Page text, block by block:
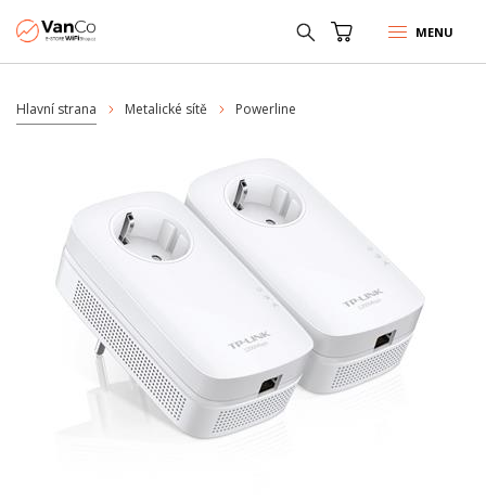
MENU
Hlavní strana Metalické sítě Powerline